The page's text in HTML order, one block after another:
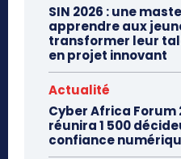
SIN 2026 : une
apprendre aux
transformer leur
en projet innovant
Actualité
Cyber Africa Forum
réunira 1 500
confiance